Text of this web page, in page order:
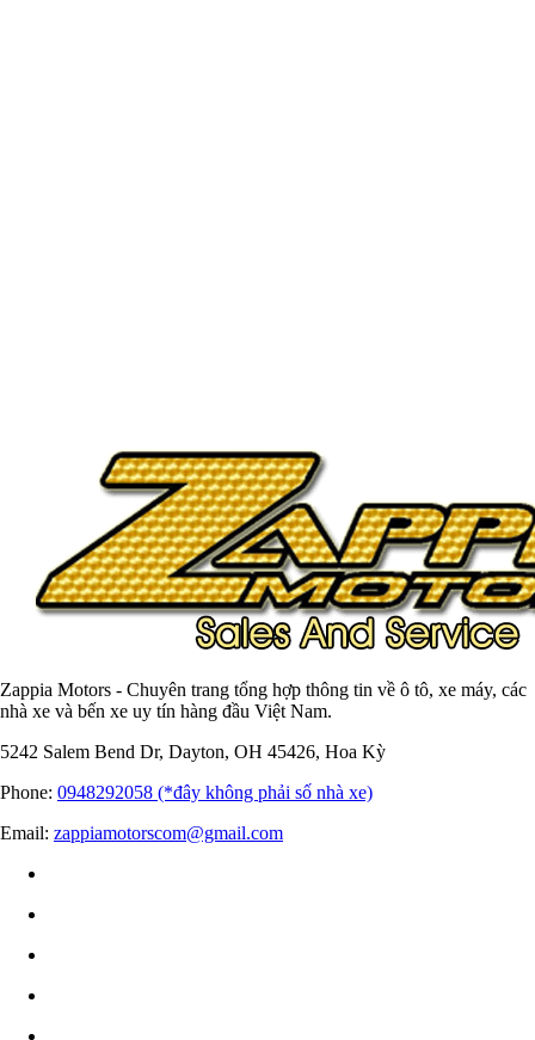
Zappia Motors - Chuyên trang tổng hợp thông tin về ô tô, xe máy, các
nhà xe và bến xe uy tín hàng đầu Việt Nam.
5242 Salem Bend Dr, Dayton, OH 45426, Hoa Kỳ
Phone: 0948292058 (*đây không phải số nhà xe)
Email: zappiamotorscom@gmail.com